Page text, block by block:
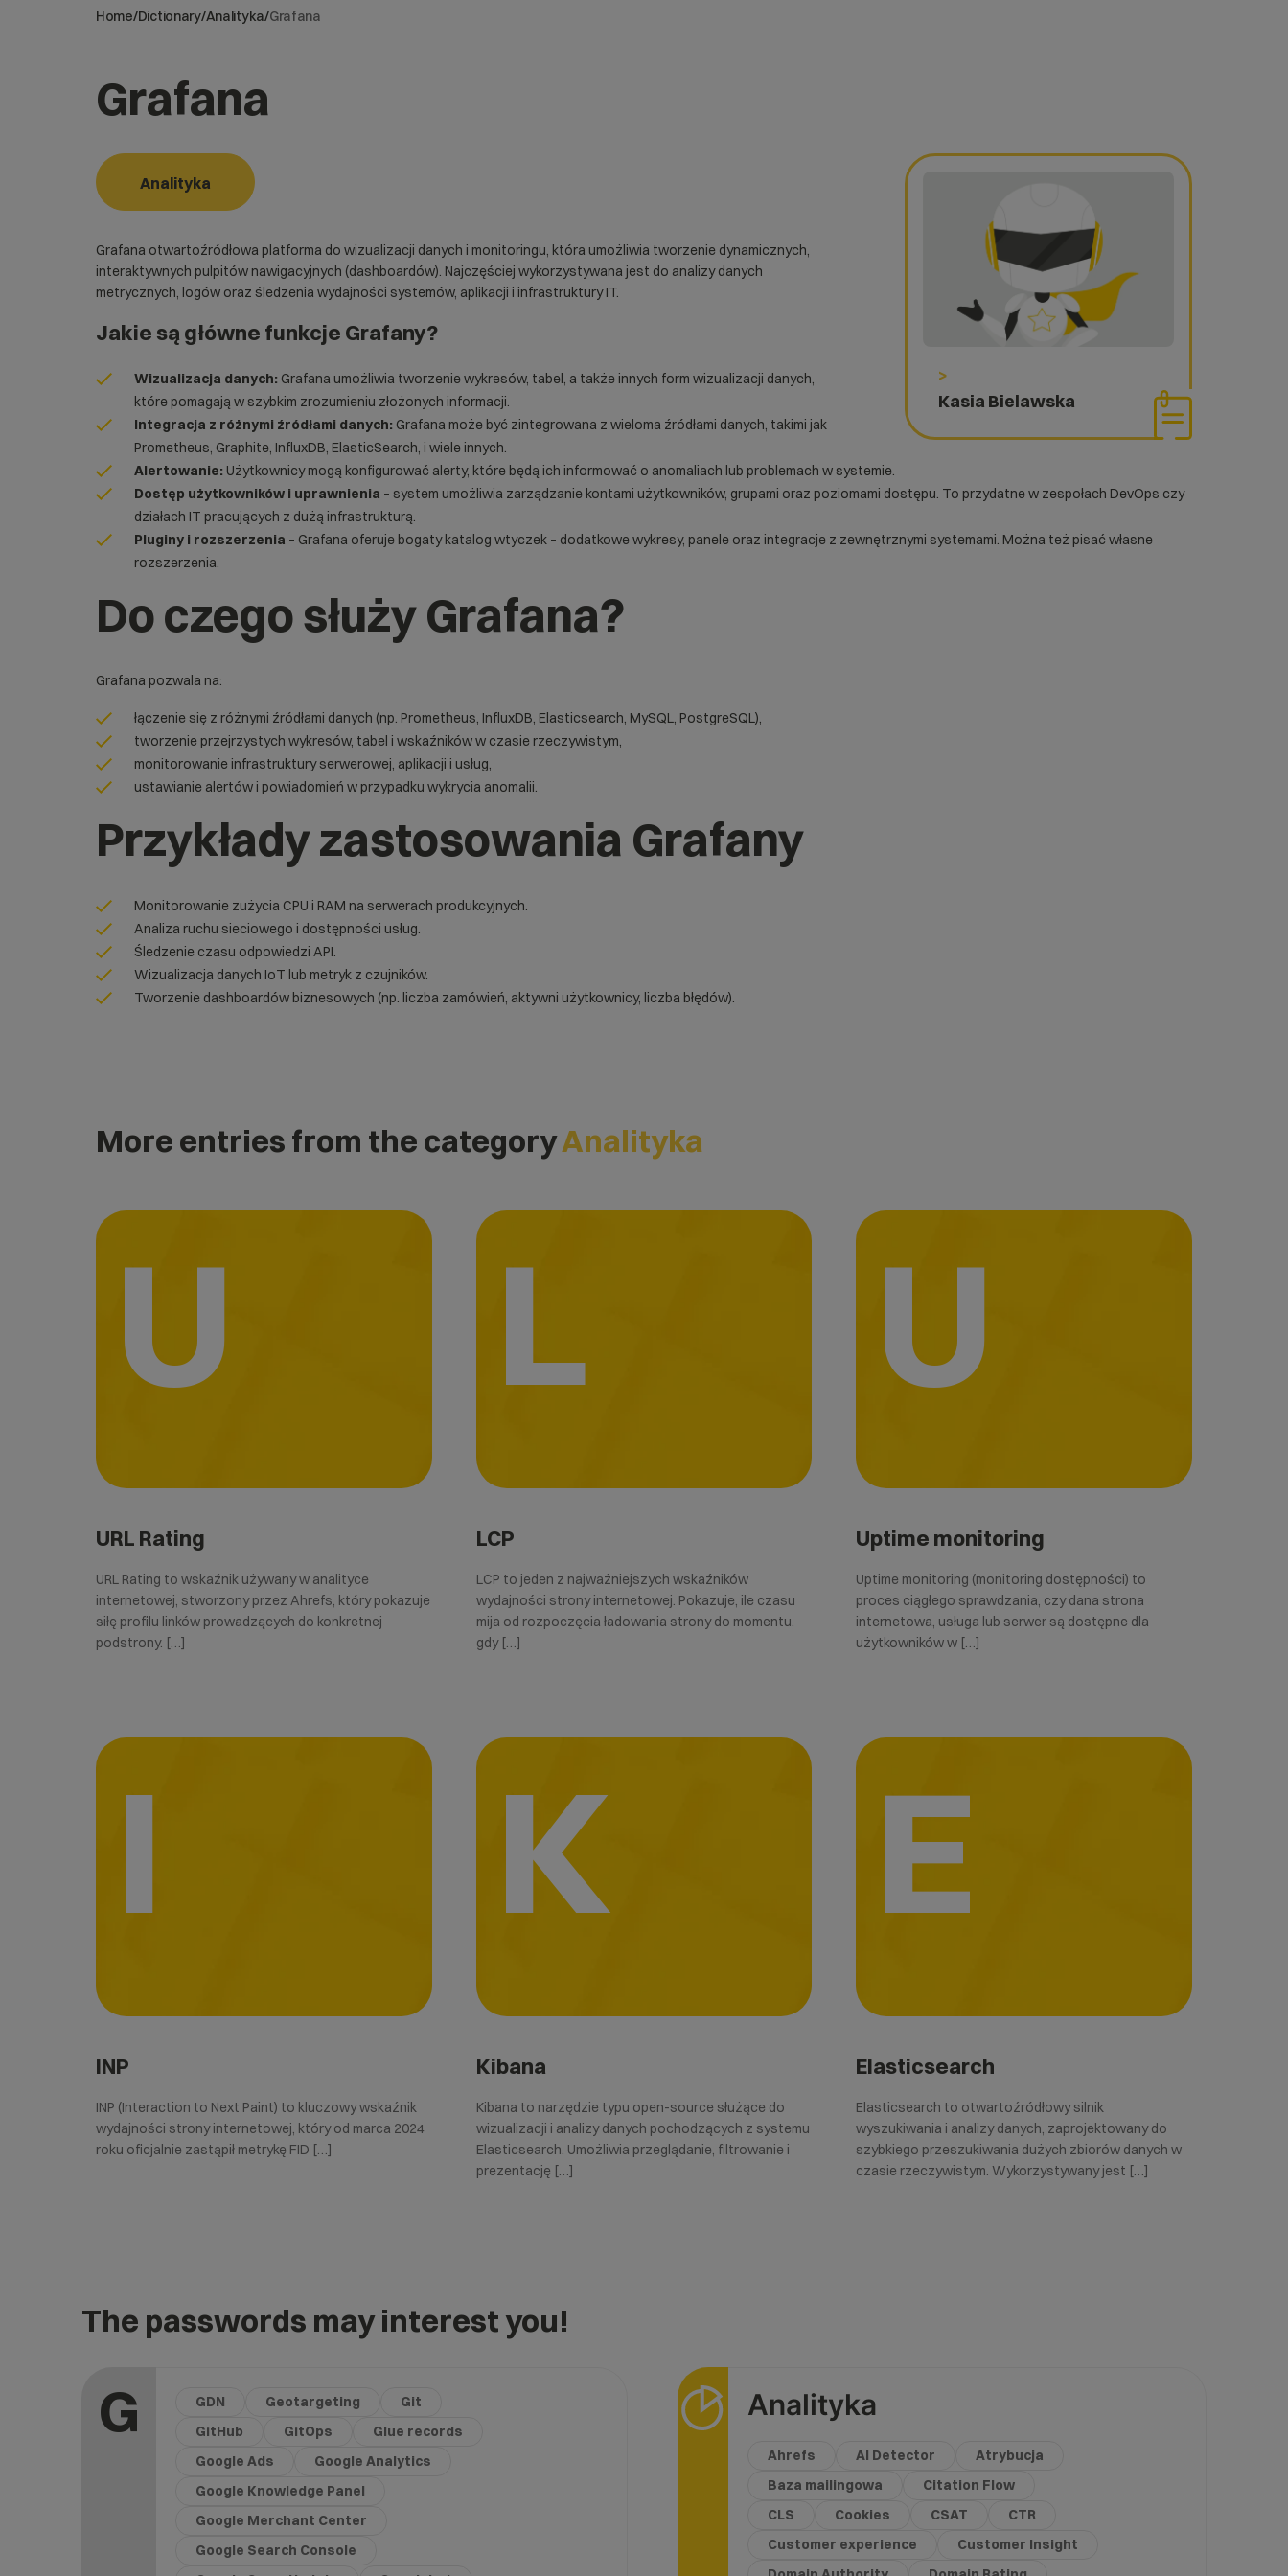
Home/Dictionary/Analityka/Grafana
Grafana
>
Kasia Bielawska
Analityka
Grafana otwartoźródłowa platforma do wizualizacji danych i monitoringu, która umożliwia tworzenie dynamicznych,
interaktywnych pulpitów nawigacyjnych (dashboardów). Najczęściej wykorzystywana jest do analizy danych
metrycznych, logów oraz śledzenia wydajności systemów, aplikacji i infrastruktury IT.
Jakie są główne funkcje Grafany?
Wizualizacja danych: Grafana umożliwia tworzenie wykresów, tabel, a także innych form wizualizacji danych,
które pomagają w szybkim zrozumieniu złożonych informacji.
Integracja z różnymi źródłami danych: Grafana może być zintegrowana z wieloma źródłami danych, takimi jak
Prometheus, Graphite, InfluxDB, ElasticSearch, i wiele innych.
Alertowanie: Użytkownicy mogą konfigurować alerty, które będą ich informować o anomaliach lub problemach w systemie.
Dostęp użytkowników i uprawnienia – system umożliwia zarządzanie kontami użytkowników, grupami oraz poziomami dostępu. To przydatne w zespołach DevOps czy
działach IT pracujących z dużą infrastrukturą.
Pluginy i rozszerzenia – Grafana oferuje bogaty katalog wtyczek – dodatkowe wykresy, panele oraz integracje z zewnętrznymi systemami. Można też pisać własne
rozszerzenia.
Do czego służy Grafana?
Grafana pozwala na:
łączenie się z różnymi źródłami danych (np. Prometheus, InfluxDB, Elasticsearch, MySQL, PostgreSQL),
tworzenie przejrzystych wykresów, tabel i wskaźników w czasie rzeczywistym,
monitorowanie infrastruktury serwerowej, aplikacji i usług,
ustawianie alertów i powiadomień w przypadku wykrycia anomalii.
Przykłady zastosowania Grafany
Monitorowanie zużycia CPU i RAM na serwerach produkcyjnych.
Analiza ruchu sieciowego i dostępności usług.
Śledzenie czasu odpowiedzi API.
Wizualizacja danych IoT lub metryk z czujników.
Tworzenie dashboardów biznesowych (np. liczba zamówień, aktywni użytkownicy, liczba błędów).
More entries from the categoryAnalityka
U
URL Rating
URL Rating to wskaźnik używany w analityce
internetowej, stworzony przez Ahrefs, który pokazuje
siłę profilu linków prowadzących do konkretnej
podstrony. […]
L
LCP
LCP to jeden z najważniejszych wskaźników
wydajności strony internetowej. Pokazuje, ile czasu
mija od rozpoczęcia ładowania strony do momentu,
gdy […]
U
Uptime monitoring
Uptime monitoring (monitoring dostępności) to
proces ciągłego sprawdzania, czy dana strona
internetowa, usługa lub serwer są dostępne dla
użytkowników w […]
I
INP
INP (Interaction to Next Paint) to kluczowy wskaźnik
wydajności strony internetowej, który od marca 2024
roku oficjalnie zastąpił metrykę FID […]
K
Kibana
Kibana to narzędzie typu open-source służące do
wizualizacji i analizy danych pochodzących z systemu
Elasticsearch. Umożliwia przeglądanie, filtrowanie i
prezentację […]
E
Elasticsearch
Elasticsearch to otwartoźródłowy silnik
wyszukiwania i analizy danych, zaprojektowany do
szybkiego przeszukiwania dużych zbiorów danych w
czasie rzeczywistym. Wykorzystywany jest […]
The passwords may interest you!
G GDN Geotargeting
Git
GitHub
GitOps
Glue records
Google Ads
Google Analytics
Google Knowledge Panel
Google Merchant Center
Google Search Console
Analityka
Ahrefs AI Detector
Atrybucja
Baza mailingowa
Citation Flow
CLS
Cookies CSAT
CTR
Customer experience
Customer Insight